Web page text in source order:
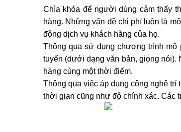
Chìa khóa để người dùng cảm thấy
hàng. Những vấn đề chi phí luôn là
động dịch vụ khách hàng của họ.
Thông qua sử dụng chương trình mô
tuyến (dưới dạng văn bản, giọng nói).
hàng cùng một thời điểm.
Thông qua việc áp dụng công nghệ
thời gian cũng như độ chính xác. Các